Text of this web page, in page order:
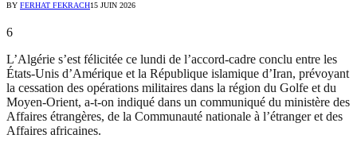
BY FERHAT FEKRACH15 JUIN 2026
6
L’Algérie s’est félicitée ce lundi de l’accord-cadre conclu entre les
États-Unis d’Amérique et la République islamique d’Iran, prévoyant
la cessation des opérations militaires dans la région du Golfe et du
Moyen-Orient, a-t-on indiqué dans un communiqué du ministère des
Affaires étrangères, de la Communauté nationale à l’étranger et des
Affaires africaines.